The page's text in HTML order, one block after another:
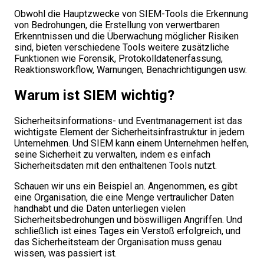
Obwohl die Hauptzwecke von SIEM-Tools die Erkennung
von Bedrohungen, die Erstellung von verwertbaren
Erkenntnissen und die Überwachung möglicher Risiken
sind, bieten verschiedene Tools weitere zusätzliche
Funktionen wie Forensik, Protokolldatenerfassung,
Reaktionsworkflow, Warnungen, Benachrichtigungen usw.
Warum ist SIEM wichtig?
Sicherheitsinformations- und Eventmanagement ist das
wichtigste Element der Sicherheitsinfrastruktur in jedem
Unternehmen. Und SIEM kann einem Unternehmen helfen,
seine Sicherheit zu verwalten, indem es einfach
Sicherheitsdaten mit den enthaltenen Tools nutzt.
Schauen wir uns ein Beispiel an. Angenommen, es gibt
eine Organisation, die eine Menge vertraulicher Daten
handhabt und die Daten unterliegen vielen
Sicherheitsbedrohungen und böswilligen Angriffen. Und
schließlich ist eines Tages ein Verstoß erfolgreich, und
das Sicherheitsteam der Organisation muss genau
wissen, was passiert ist.